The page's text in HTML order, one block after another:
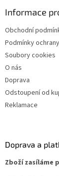
Informace
Obchodní
Podmínky
Soubory cookies
O nás
Doprava
Odstoupení od
Reklamace
Doprava a
Zboží zasíláme